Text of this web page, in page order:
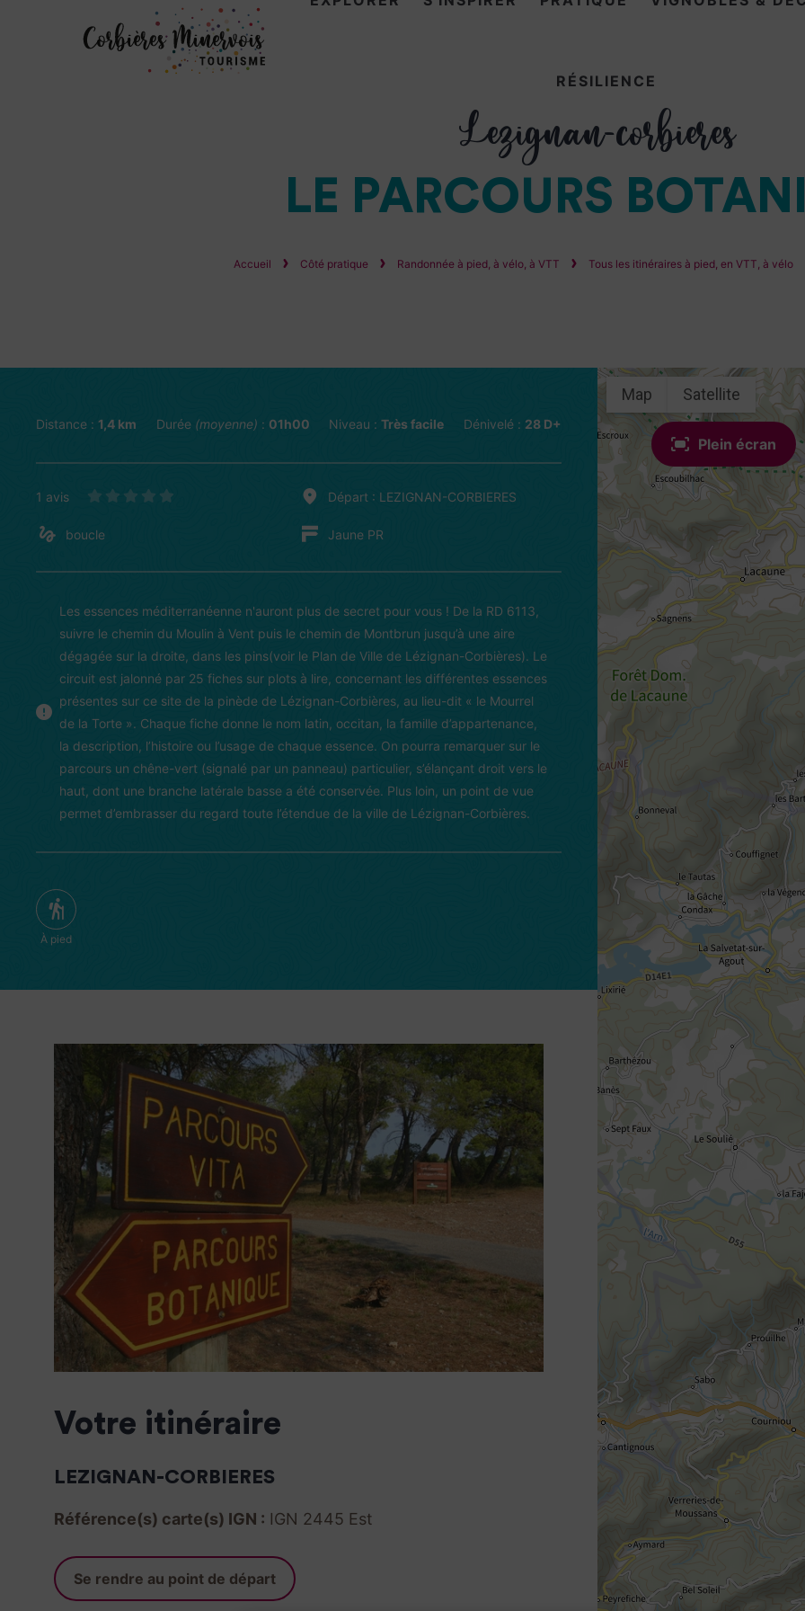
RÉSILIENCE
Lezignan-corbieres
LE PARCOURS
Accueil Côté pratique Randonnée à pied, à vélo, à VTT Tous les itinéraires à pied, en VTT, à vélo
Distance : 1,4 km Durée (moyenne) : 01h00 Niveau : Très facile Dénivelé : 28 D+
1 avis Départ : LEZIGNAN-CORBIERES
boucle Jaune PR
Les essences méditerranéenne n'auront plus de secret pour vous ! De la RD 6113,
suivre le chemin du Moulin à Vent puis le chemin de Montbrun jusqu’à une aire
dégagée sur la droite, dans les pins(voir le Plan de Ville de Lézignan-Corbières). Le
circuit est jalonné par 25 fiches sur plots à lire, concernant les différentes essences
présentes sur ce site de la pinède de Lézignan-Corbières, au lieu-dit « le Mourrel
de la Torte ». Chaque fiche donne le nom latin, occitan, la famille d’appartenance,
la description, l’histoire ou l’usage de chaque essence. On pourra remarquer sur le
parcours un chêne-vert (signalé par un panneau) particulier, s’élançant droit vers le
haut, dont une branche latérale basse a été conservée. Plus loin, un point de vue
permet d’embrasser du regard toute l’étendue de la ville de Lézignan-Corbières.
À pied
Votre itinéraire
LEZIGNAN-CORBIERES
Référence(s) carte(s) IGN : IGN 2445 Est
Se rendre au point de départ
Plein écran
Map Satellite